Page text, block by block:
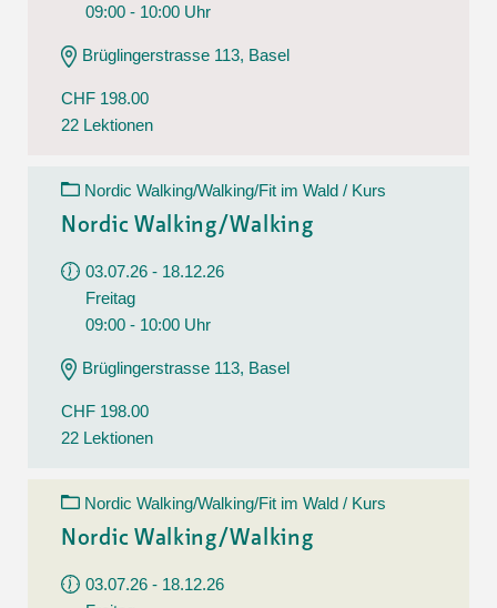
09:00 - 10:00 Uhr
Brüglingerstrasse 113, Basel
CHF 198.00
22 Lektionen
Nordic Walking/Walking/Fit im Wald / Kurs
Nordic Walking/Walking
03.07.26 - 18.12.26
Freitag
09:00 - 10:00 Uhr
Brüglingerstrasse 113, Basel
CHF 198.00
22 Lektionen
Nordic Walking/Walking/Fit im Wald / Kurs
Nordic Walking/Walking
03.07.26 - 18.12.26